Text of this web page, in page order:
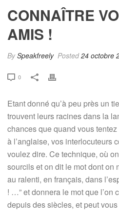
CONNAÎTRE
AMIS !
BySpeakfreely Posted24 octobre
0
Etant donné qu’à peu près un
trouvent leurs racines dans la
chances que quand vous
à l’anglaise, vos interlocuteurs
voulez dire. Ce technique, où
sourcils et on dit le mot dont on
au ralenti, en français, dans
! …” et donnera le mot que l’on
depuis des siècles, et peut